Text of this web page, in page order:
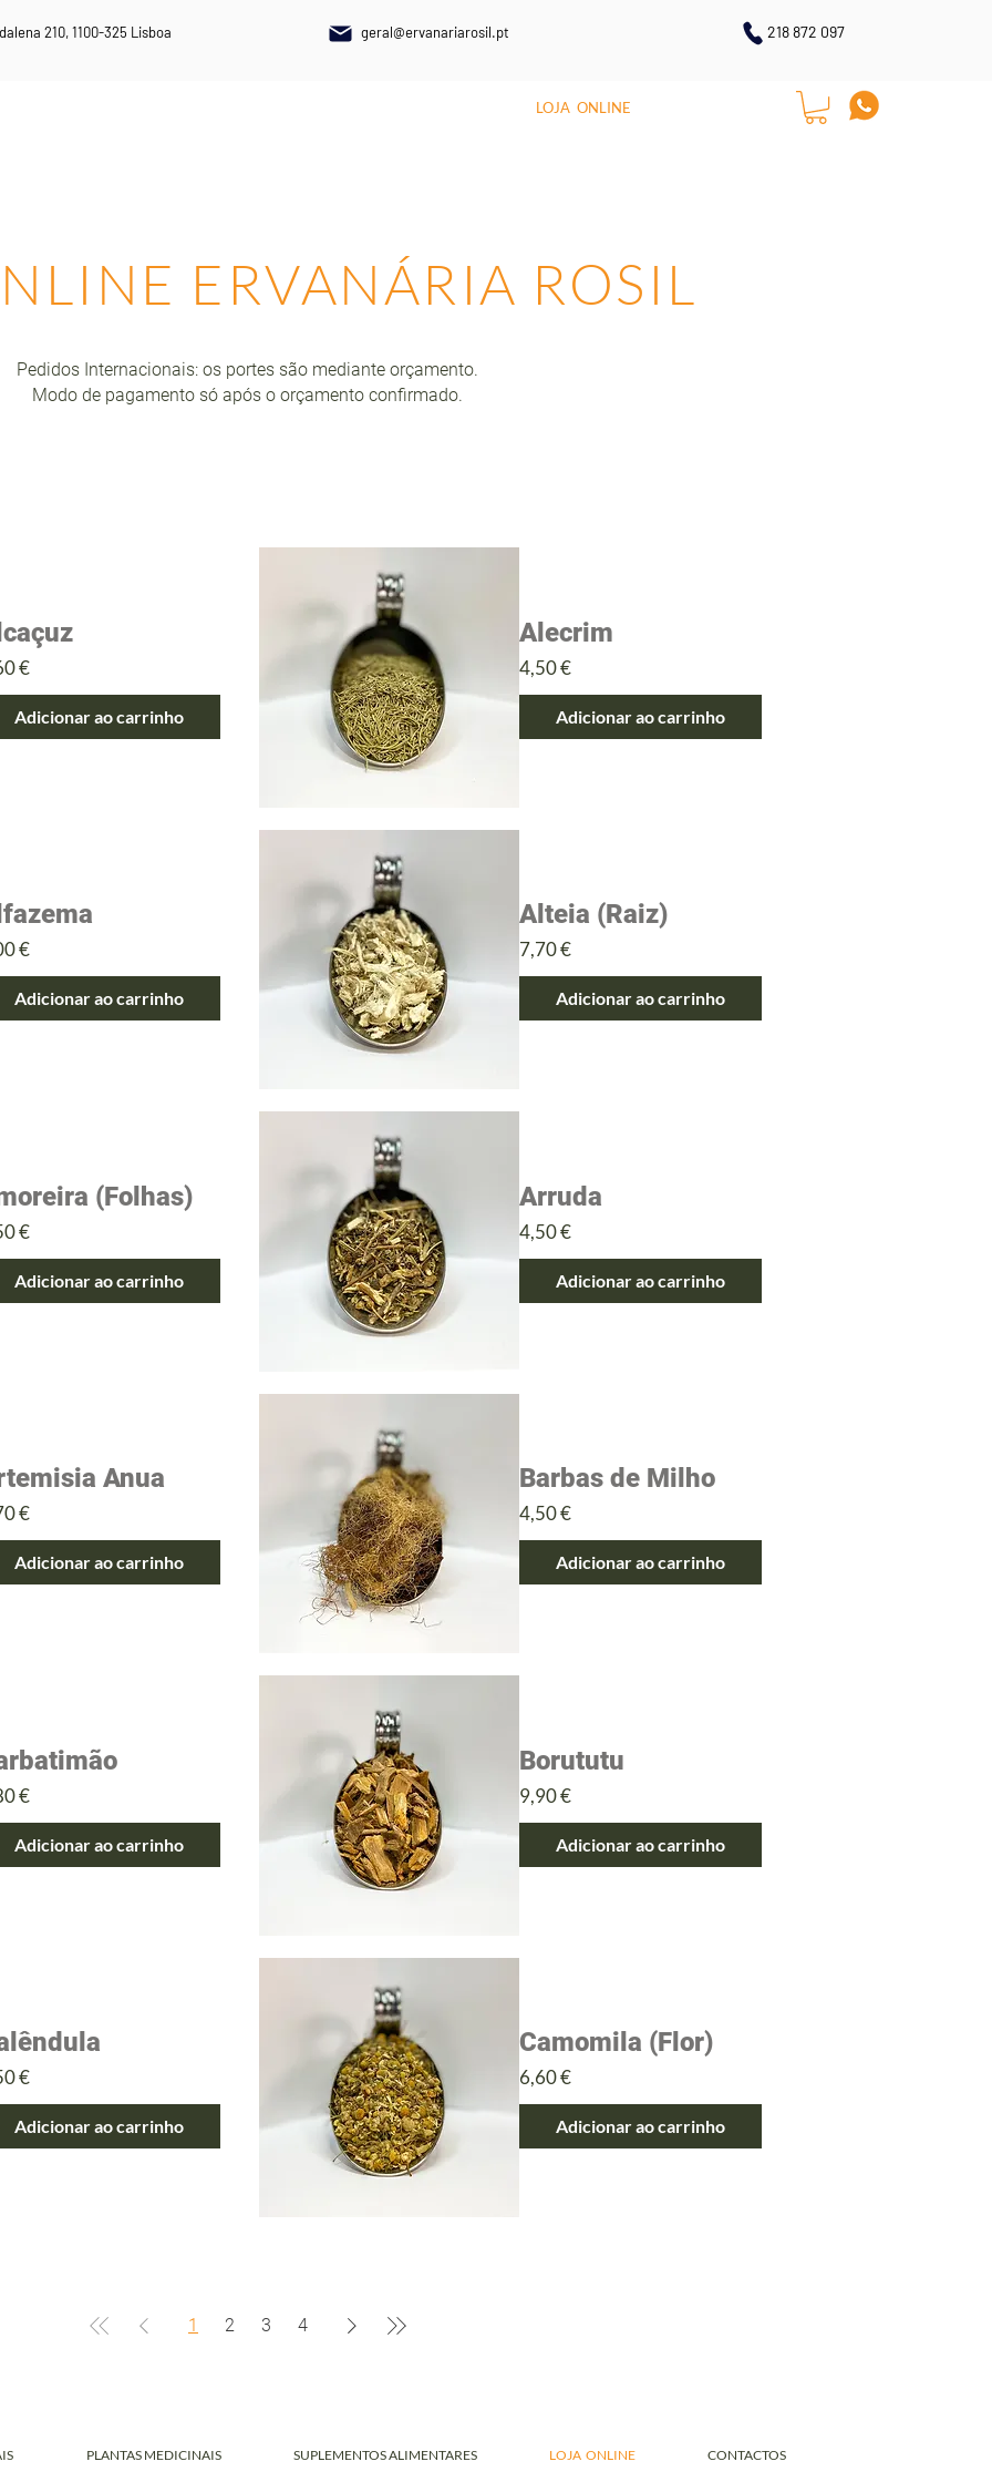
210, 1100-325 Lisboa geral@ervanariarosil.pt 218 872 097
LOJA ONLINE
ERVANÁRIA ROSIL
Pedidos Internacionais: os portes são mediante orçamento.
Modo de pagamento só após o orçamento confirmado.
€
Adicionar ao carrinho
Alecrim
Preço
4,50 €
Adicionar ao carrinho
€
Adicionar ao carrinho
Alteia (Raiz)
Preço
7,70 €
Adicionar ao carrinho
(Folhas)
€
Adicionar ao carrinho
Arruda
Preço
4,50 €
Adicionar ao carrinho
Anua
€
Adicionar ao carrinho
Barbas de Milho
Preço
4,50 €
Adicionar ao carrinho
€
Adicionar ao carrinho
Borututu
Preço
9,90 €
Adicionar ao carrinho
€
Adicionar ao carrinho
Camomila (Flor)
Preço
6,60 €
Adicionar ao carrinho
1 2 3 4
PLANTAS MEDICINAIS SUPLEMENTOS ALIMENTARES LOJA ONLINE CONTACTOS